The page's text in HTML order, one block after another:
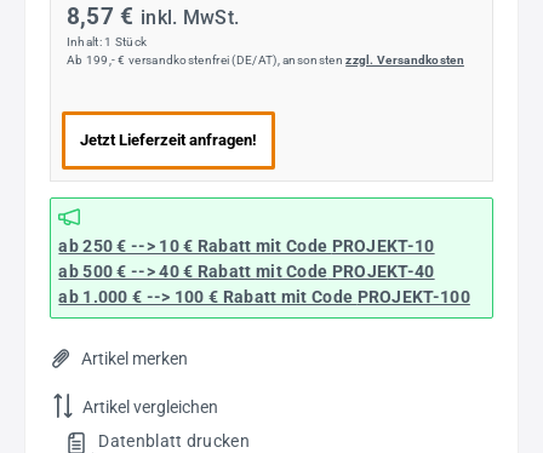
8,57 € inkl. MwSt.
Inhalt: 1 Stück
Ab 199,- € versandkostenfrei (DE/AT), ansonstenzzgl. Versandkosten
Jetzt Lieferzeit anfragen!
ab 250 € --> 10 € Rabatt mit Code PROJEKT-10
ab 500 € --> 40 € Rabatt mit Code PROJEKT-40
ab 1.000 € --> 100 € Rabatt mit Code PROJEKT-100
Artikel merken
Artikel vergleichen
Datenblatt drucken